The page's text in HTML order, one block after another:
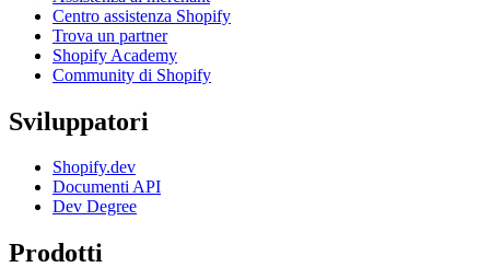
Centro assistenza Shopify
Trova un partner
Shopify Academy
Community di Shopify
Sviluppatori
Shopify.dev
Documenti API
Dev Degree
Prodotti